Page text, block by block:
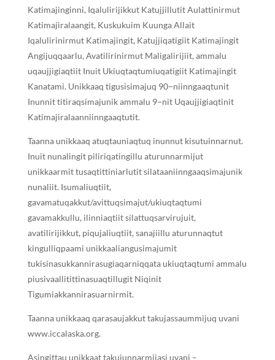
Katimajinginni, Iqalulirijikkut Katujjillutit Aulattinirmut
Katimajiralaangit, Kuskukuim Kuunga Allait
Iqalulirinirmut Katimajingit, Katujjiqatigiit Katimajingit
Angijuqqaarlu, Avatilirinirmut Maligalirijiit, ammalu
uqaujjigiaqtiit Inuit Ukiuqtaqtumiuqatigiit Katimajingit
Kanatami. Unikkaaq tigusisimajuq 90−niinngaaqtunit
Inunnit titiraqsimajunik ammalu 9−nit Uqaujjigiaqtinit
Katimajiralaanniinngaaqtutit.
Taanna unikkaaq atuqtauniaqtuq inunnut kisutuinnarnut.
Inuit nunalingit piliriqatingillu aturunnarmijut
unikkaarmit tusaqtittiniarlutit silataaniinngaaqsimajunik
nunaliit. Isumaliuqtiit,
gavamatuqakkut/avittuqsimajut/ukiuqtaqtumi
gavamakkullu, ilinniaqtiit silattuqsarvirujuit,
avatilirijikkut, piqujaliuqtiit, sanajiillu aturunnaqtut
kingulliqpaami unikkaaliangusimajumit
tukisinasukkannirasugiaqarniqqata ukiuqtaqtumi ammalu
piusivaallitittinasuaqtillugit Niqinit
Tigumiakkannirasuarnirmit.
Taanna unikkaaq qarasaujakkut takujassaummijuq uvani
www.iccalaska.org.
Asingittau unikkaat takujunnarmijasi uvani –